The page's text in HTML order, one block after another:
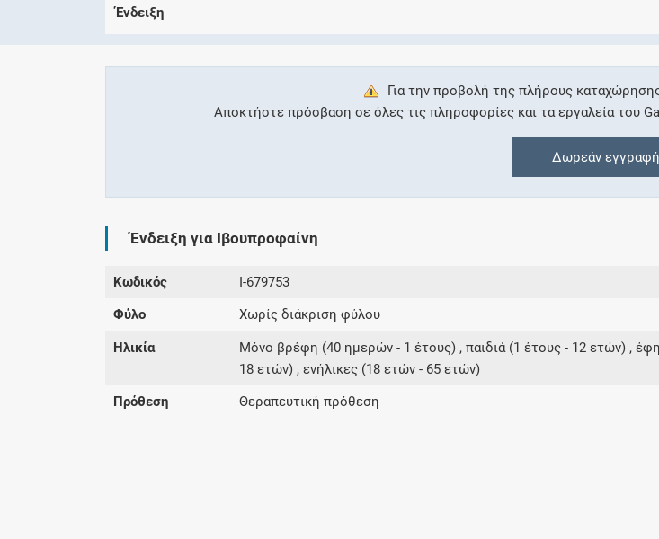
ενός φαρμάκου κατά τη διάρκεια
εγκυμοσύνης ή του θηλασμού
Συνδρομές
Ένδειξη
Για την προβολή της πλήρους
Αποκτήστε πρόσβαση σε όλες τις πληροφορίες και τα εργαλεία του
Δωρεάν εγγραφή
Ένδειξη για Ιβουπροφαίνη
Κωδικός I-679753
Φύλο Χωρίς διάκριση φύλου
Ηλικία
Μόνο βρέφη (40 ημερών - 1 έτους) , παιδιά (1 έτους - 12 ετών) ,
18 ετών) , ενήλικες (18 ετών - 65 ετών)
Πρόθεση Θεραπευτική πρόθεση